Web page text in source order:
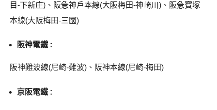
目-下新庄)、阪急神戶本線(大阪梅田-神崎川)、阪急寶塚
本線(大阪梅田-三國)
阪神電鐵 :
阪神難波線(尼崎-難波)、阪神本線(尼崎-梅田)
京阪電鐵 :